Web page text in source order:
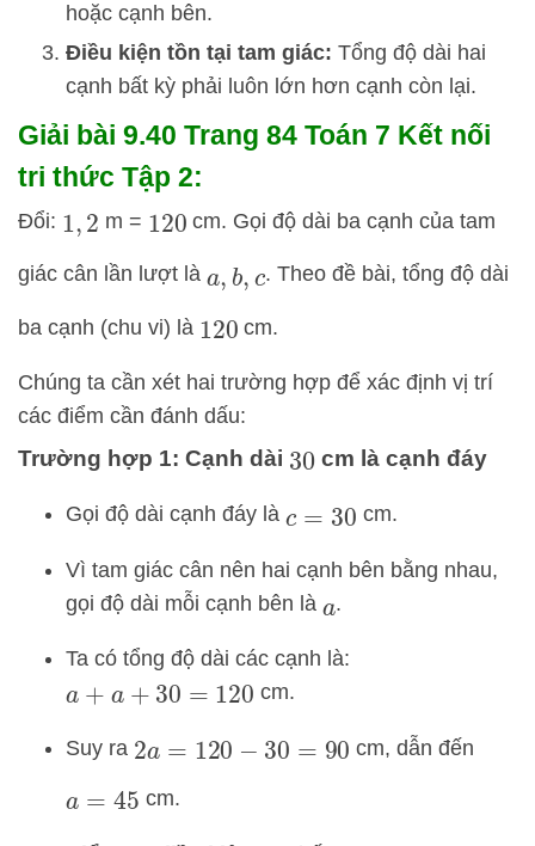
hoặc cạnh bên.
Điều kiện tồn tại tam giác: Tổng độ dài hai
cạnh bất kỳ phải luôn lớn hơn cạnh còn lại.
Giải bài 9.40 Trang 84 Toán 7 Kết nối
tri thức Tập 2:
Đổi: 1, 2 m = 120 cm. Gọi độ dài ba cạnh của tam
giác cân lần lượt là a, b, c. Theo đề bài, tổng độ dài
ba cạnh (chu vi) là 120 cm.
Chúng ta cần xét hai trường hợp để xác định vị trí
các điểm cần đánh dấu:
Trường hợp 1: Cạnh dài 30 cm là cạnh đáy
Gọi độ dài cạnh đáy là c =30 cm.
Vì tam giác cân nên hai cạnh bên bằng nhau,
gọi độ dài mỗi cạnh bên là a.
Ta có tổng độ dài các cạnh là:
a +a + 30 =120 cm.
Suy ra 2a =120− 30 =90 cm, dẫn đến
a =45 cm.